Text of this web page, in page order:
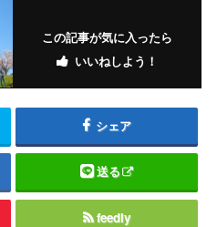
この記事が気に入ったら
いいねしよう！
シェア
送る
feedly